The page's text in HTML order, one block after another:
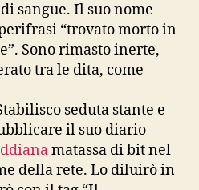
sangue. Il suo nome
“trovato morto in
Sono rimasto inerte,
tra le dita, come
seduta stante e
il suo diario
matassa di bit nel
della rete. Lo diluirò in